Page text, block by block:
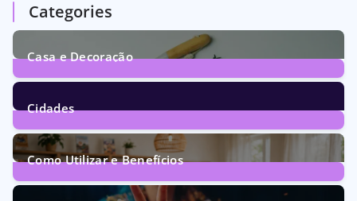
Categories
Casa e Decoração
1Post
Cidades
72Posts
Como Utilizar e Benefícios
160Posts